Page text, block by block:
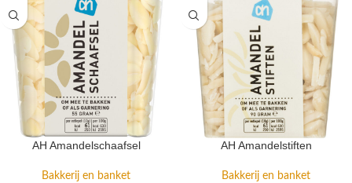
AH Amandelschaafsel
Bakkerij en banket
AH Amandelstiften
Bakkerij en banket